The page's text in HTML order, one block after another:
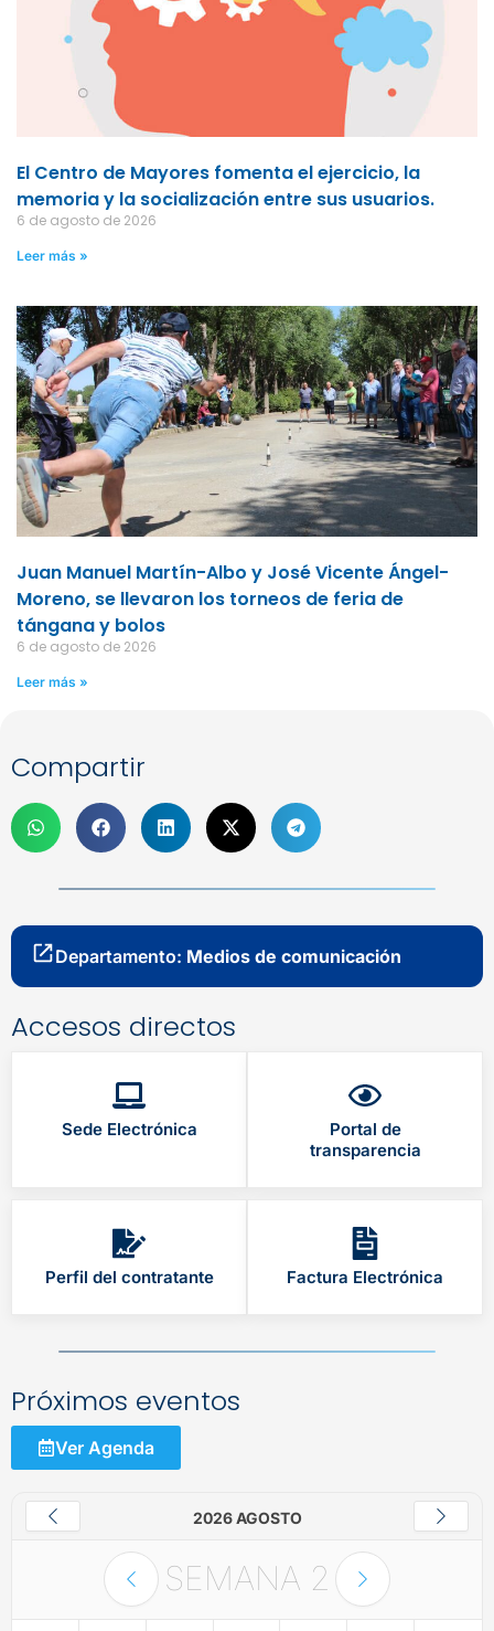
El Centro de Mayores fomenta el ejercicio, la
memoria y la socialización entre sus usuarios.
6 de agosto de 2026
Leer más »
Juan Manuel Martín-Albo y José Vicente Ángel-
Moreno, se llevaron los torneos de feria de
tángana y bolos
6 de agosto de 2026
Leer más »
Compartir
Departamento: Medios de comunicación
Accesos directos
Sede Electrónica
Portal de
transparencia
Perfil del contratante Factura Electrónica
Próximos eventos
Ver Agenda
2026 AGOSTO
SEMANA 2